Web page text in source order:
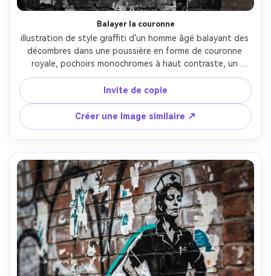
Balayer la couronne
illustration de style graffiti d'un homme âgé balayant des
décombres dans une poussière en forme de couronne
royale, pochoirs monochromes à haut contraste, un
accent d'or sur le contour de la couronne uniquement,
mur en brique rugueuse avec des bords en papier
déchirés, brume surspray, satire politique gracieuse, forte
composition de ligne de balayage diagonale, espace de
légende minimaliste, objectif 85 mm, profondeur de
champ peu profonde, éclairage cinématographique doux-
AR 4:5
Invite de copie
Créer une Image similaire ↗